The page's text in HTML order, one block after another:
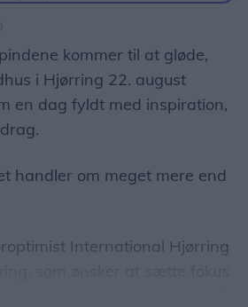
kommer til at gløde,
i Hjørring 22. august
en dag fyldt med inspiration,
handler om meget mere end
International Hjørring